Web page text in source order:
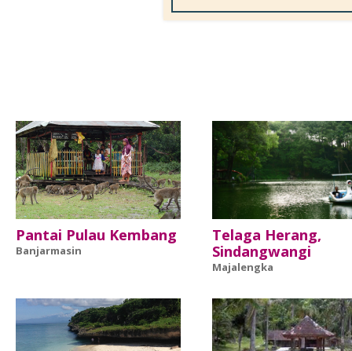
Pantai Pulau Kembang
Banjarmasin
Telaga Herang,
Sindangwangi
Majalengka